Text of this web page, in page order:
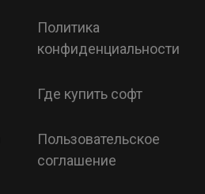
Политика
конфиденциальности
Где купить софт
Пользовательское
соглашение